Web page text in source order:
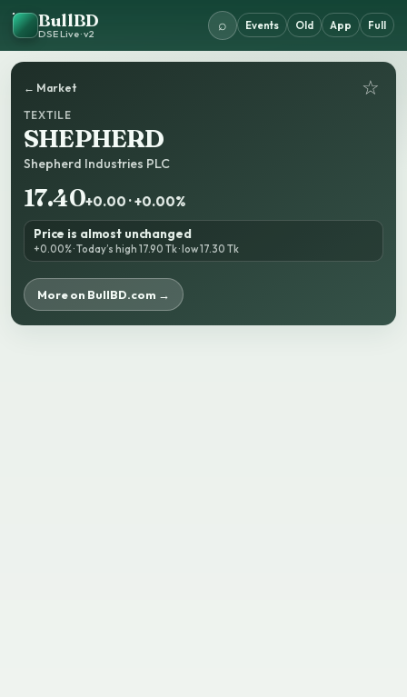
BullBD
DSE Live · v2
⌕ Events Old App Full
← Market ☆
TEXTILE
SHEPHERD
Shepherd Industries PLC
17.40+0.00 · +0.00%
Price is almost unchanged
+0.00% · Today’s high 17.90 Tk · low 17.30 Tk
More on BullBD.com →